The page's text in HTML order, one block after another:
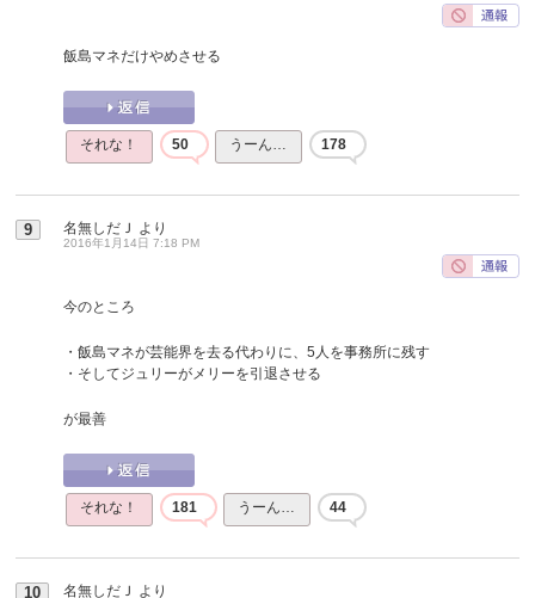
飯島マネだけやめさせる
それな！ 50 うーん… 178
9 名無しだＪ より
2016年1月14日 7:18 PM
今のところ
・飯島マネが芸能界を去る代わりに、5人を事務所に残す
・そしてジュリーがメリーを引退させる
が最善
それな！ 181 うーん… 44
10 名無しだＪ より